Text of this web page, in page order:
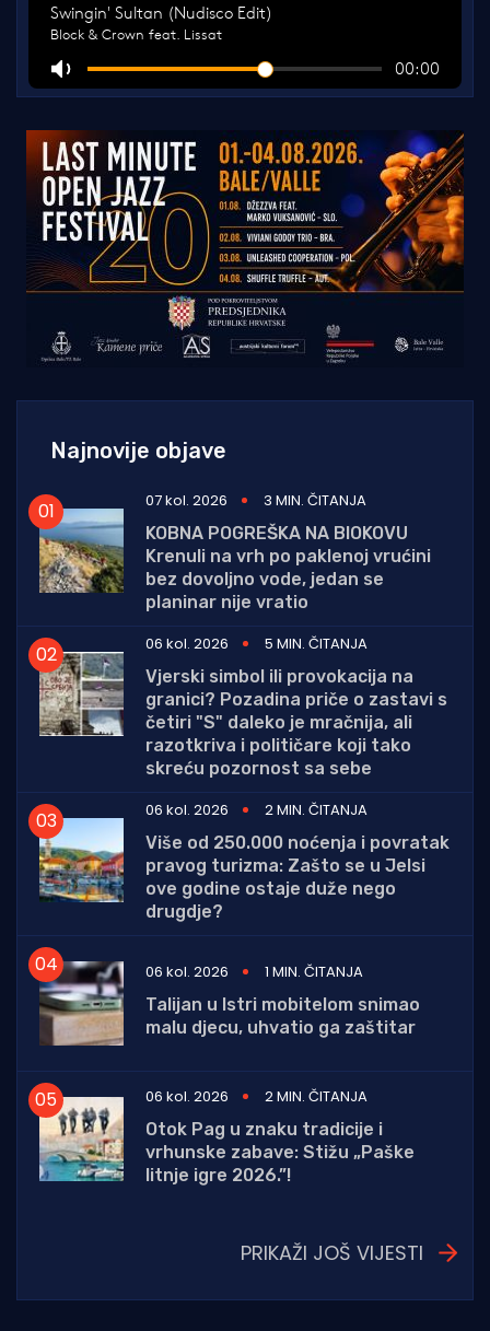
Najnovije objave
07 kol. 2026
3 MIN. ČITANJA
KOBNA POGREŠKA NA BIOKOVU
Krenuli na vrh po paklenoj vrućini
bez dovoljno vode, jedan se
planinar nije vratio
06 kol. 2026
5 MIN. ČITANJA
Vjerski simbol ili provokacija na
granici? Pozadina priče o zastavi s
četiri "S" daleko je mračnija, ali
razotkriva i političare koji tako
skreću pozornost sa sebe
06 kol. 2026
2 MIN. ČITANJA
Više od 250.000 noćenja i povratak
pravog turizma: Zašto se u Jelsi
ove godine ostaje duže nego
drugdje?
06 kol. 2026
1 MIN. ČITANJA
Talijan u Istri mobitelom snimao
malu djecu, uhvatio ga zaštitar
06 kol. 2026
2 MIN. ČITANJA
Otok Pag u znaku tradicije i
vrhunske zabave: Stižu „Paške
litnje igre 2026.”!
PRIKAŽI JOŠ VIJESTI